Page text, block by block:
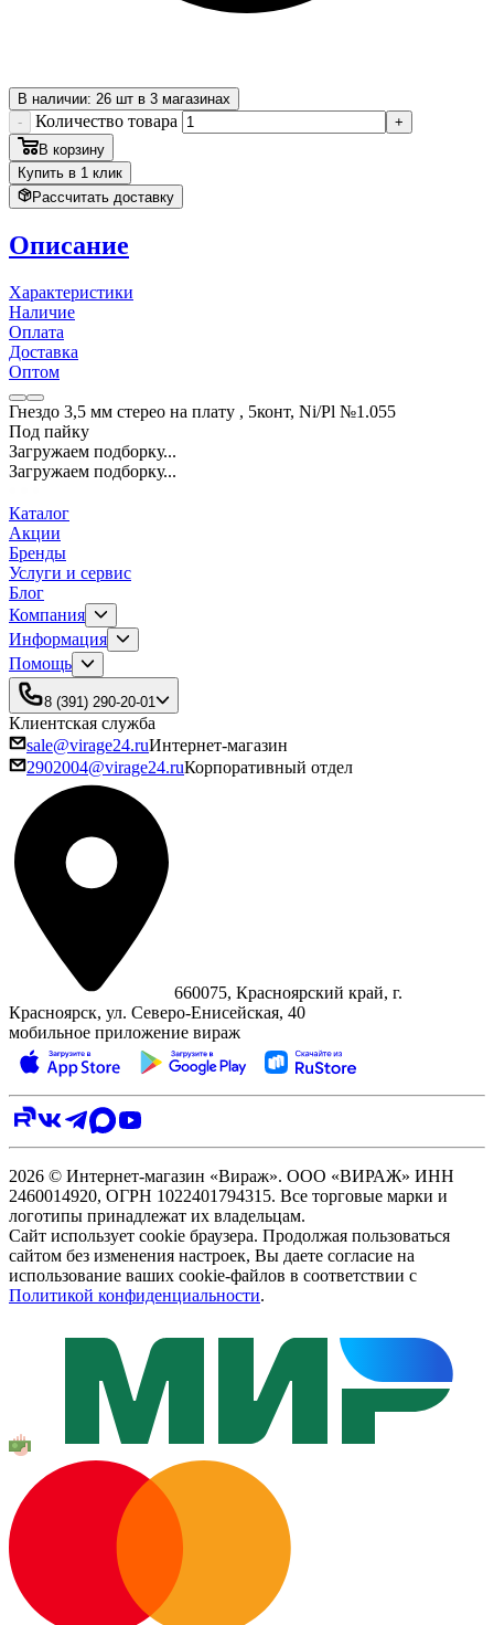
В наличии: 26 шт в 3 магазинах
-
Количество товара
+
В корзину
Купить в 1 клик
Рассчитать доставку
Описание
Характеристики
Наличие
Оплата
Доставка
Оптом
Гнездо 3,5 мм стерео на плату , 5конт, Ni/Pl №1.055
Под пайку
Загружаем подборку...
Загружаем подборку...
Каталог
Акции
Бренды
Услуги и сервис
Блог
Компания
Информация
Помощь
8 (391) 290-20-01
Клиентская служба
sale@virage24.ruИнтернет-магазин
2902004@virage24.ruКорпоративный отдел
660075, Красноярский край, г.
Красноярск, ул. Северо‑Енисейская, 40
мобильное приложение вираж
2026 © Интернет-магазин «Вираж». ООО «ВИРАЖ» ИНН
2460014920, ОГРН 1022401794315. Все торговые марки и
логотипы принадлежат их владельцам.
Сайт использует cookie браузера. Продолжая пользоваться
сайтом без изменения настроек, Вы даете согласие на
использование ваших cookie-файлов в соответствии с
Политикой конфиденциальности.